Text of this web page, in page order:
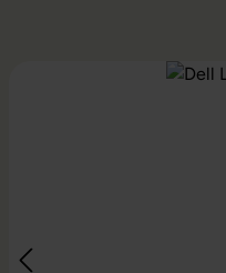
Bildergalerie überspringen